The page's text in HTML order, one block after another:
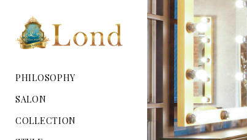
PHILOSOPHY
SALON
COLLECTION